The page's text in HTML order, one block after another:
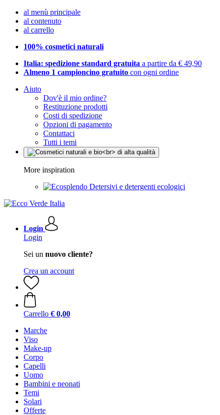
al menù principale
al contenuto
al carrello
100% cosmetici naturali
Italia: spedizione standard gratuita a partire da € 49,90
Almeno 1 campioncino gratuito con ogni ordine
Aiuto
Dov'è il mio ordine?
Restituzione prodotti
Costi di spedizione
Opzioni di pagamento
Contattaci
Tutti i temi
More inspiration
Detersivi e detergenti ecologici
Login
Login
Sei un nuovo cliente?
Crea un account
Carrello € 0,00
Marche
Viso
Make-up
Corpo
Capelli
Uomo
Bambini e neonati
Temi
Solari
Offerte